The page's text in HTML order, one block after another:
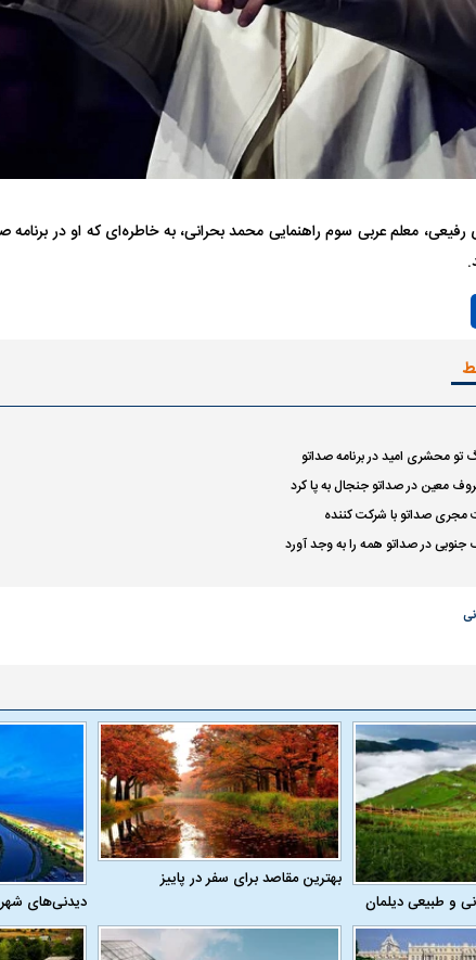
معلم عربی سوم راهنمایی محمد بحرانی، به خاطره‌ای که او در
تو محشری امید در برنامه صداتو
معین در صداتو جنجال به پا کرد
صداتو با شرکت کننده
در صداتو همه را به وجد آورد
و طبیعی دیلمان
بهترین مقاصد برای سفر در پاییز
دیدنی‌های
پهپاد انتحاری
Tomcat چیست؟
جراحان قلابی در شمال تهران بازداشت
تماشاگر
رقم نجومی رضایتنامه مدافع موردنظر
پرسپولیس لو رفت
دو خرید جدید
امضای قرارداد